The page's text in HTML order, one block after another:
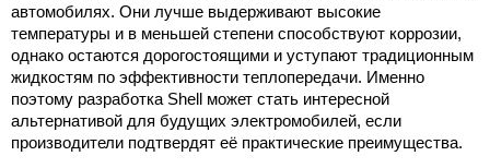
автомобилях. Они лучше выдерживают высокие
температуры и в меньшей степени способствуют коррозии,
однако остаются дорогостоящими и уступают традиционным
жидкостям по эффективности теплопередачи. Именно
поэтому разработка Shell может стать интересной
альтернативой для будущих электромобилей, если
производители подтвердят её практические преимущества.